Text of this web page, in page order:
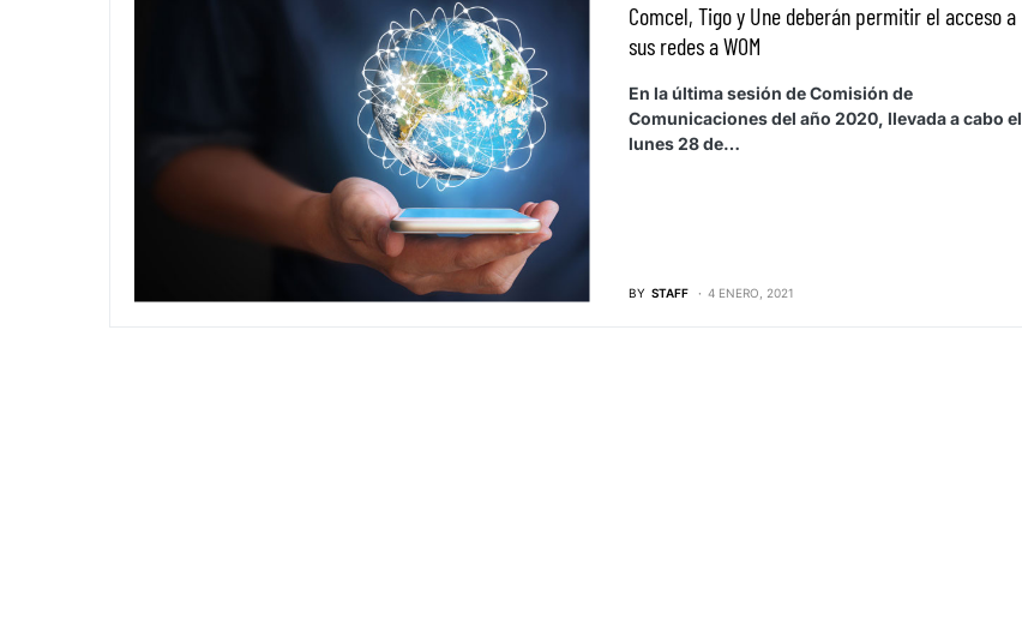
Comcel, Tigo y Une deberán permitir el acceso a
sus redes a WOM
En la última sesión de Comisión de
Comunicaciones del año 2020, llevada a cabo el
lunes 28 de…
BY STAFF 4 ENERO, 2021